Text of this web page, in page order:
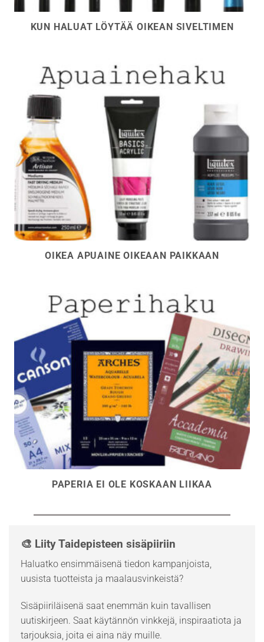
KUN HALUAT LÖYTÄÄ OIKEAN SIVELTIMEN
OIKEA APUAINE OIKEAAN PAIKKAAN
PAPERIA EI OLE KOSKAAN LIIKAA
🎨 Liity Taidepisteen sisäpiiriin
Haluatko ensimmäisenä tiedon kampanjoista,
uusista tuotteista ja maalausvinkeistä?
Sisäpiiriläisenä saat enemmän kuin tavallisen
uutiskirjeen. Saat käytännön vinkkejä, inspiraatiota ja
tarjouksia, joita ei aina näy muille.